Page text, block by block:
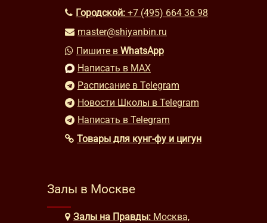
Городской: +7 (495) 664 36 98
master@shiyanbin.ru
Пишите в WhatsApp
Написать в MAX
Расписание в Telegram
Новости Школы в Telegram
Написать в Telegram
Товары для кунг-фу и цигун
Залы в Москве
Залы на Правды: Москва,